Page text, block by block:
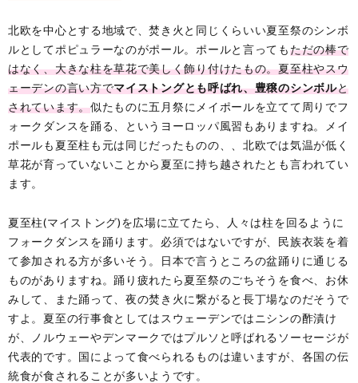
北欧を中心とする地域で、焚き火と同じくらいい夏至祭のシンボ
ルとしてポピュラーなのがポール。ポールと言ってもただの棒で
はなく、大きな柱を草花で美しく飾り付けたもの。夏至柱やスウ
ェーデンの言い方でマイストングとも呼ばれ、豊穣のシンボルと
されています。似たものに五月祭にメイポールを立てて周りでフ
ォークダンスを踊る、というヨーロッパ風習もありますね。メイ
ポールも夏至柱も元は同じだったものの、、北欧では気温が低く
草花が育っていないことから夏至に持ち越されたとも言われてい
ます。
夏至柱(マイストング)を広場に立てたら、人々は柱を回るように
フォークダンスを踊ります。必須ではないですが、民族衣装を着
て参加される方が多いそう。日本で言うところの盆踊りに通じる
ものがありますね。踊り疲れたら夏至祭のごちそうを食べ、お休
みして、また踊って、夜の焚き火に繋がると長丁場なのだそうで
すよ。夏至の行事食としてはスウェーデンではニシンの酢漬け
が、ノルウェーやデンマークではプルソと呼ばれるソーセージが
代表的です。国によって食べられるものは違いますが、各国の伝
統食が食されることが多いようです。